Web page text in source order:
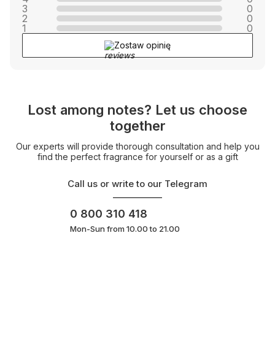
3
0
2
0
1
0
Zostaw opinię
Lost among notes? Let us choose
together
Our experts will provide thorough consultation and help you
find the perfect fragrance for yourself or as a gift
Call us or write to our Telegram
0 800 310 418
Mon-Sun from 10.00 to 21.00